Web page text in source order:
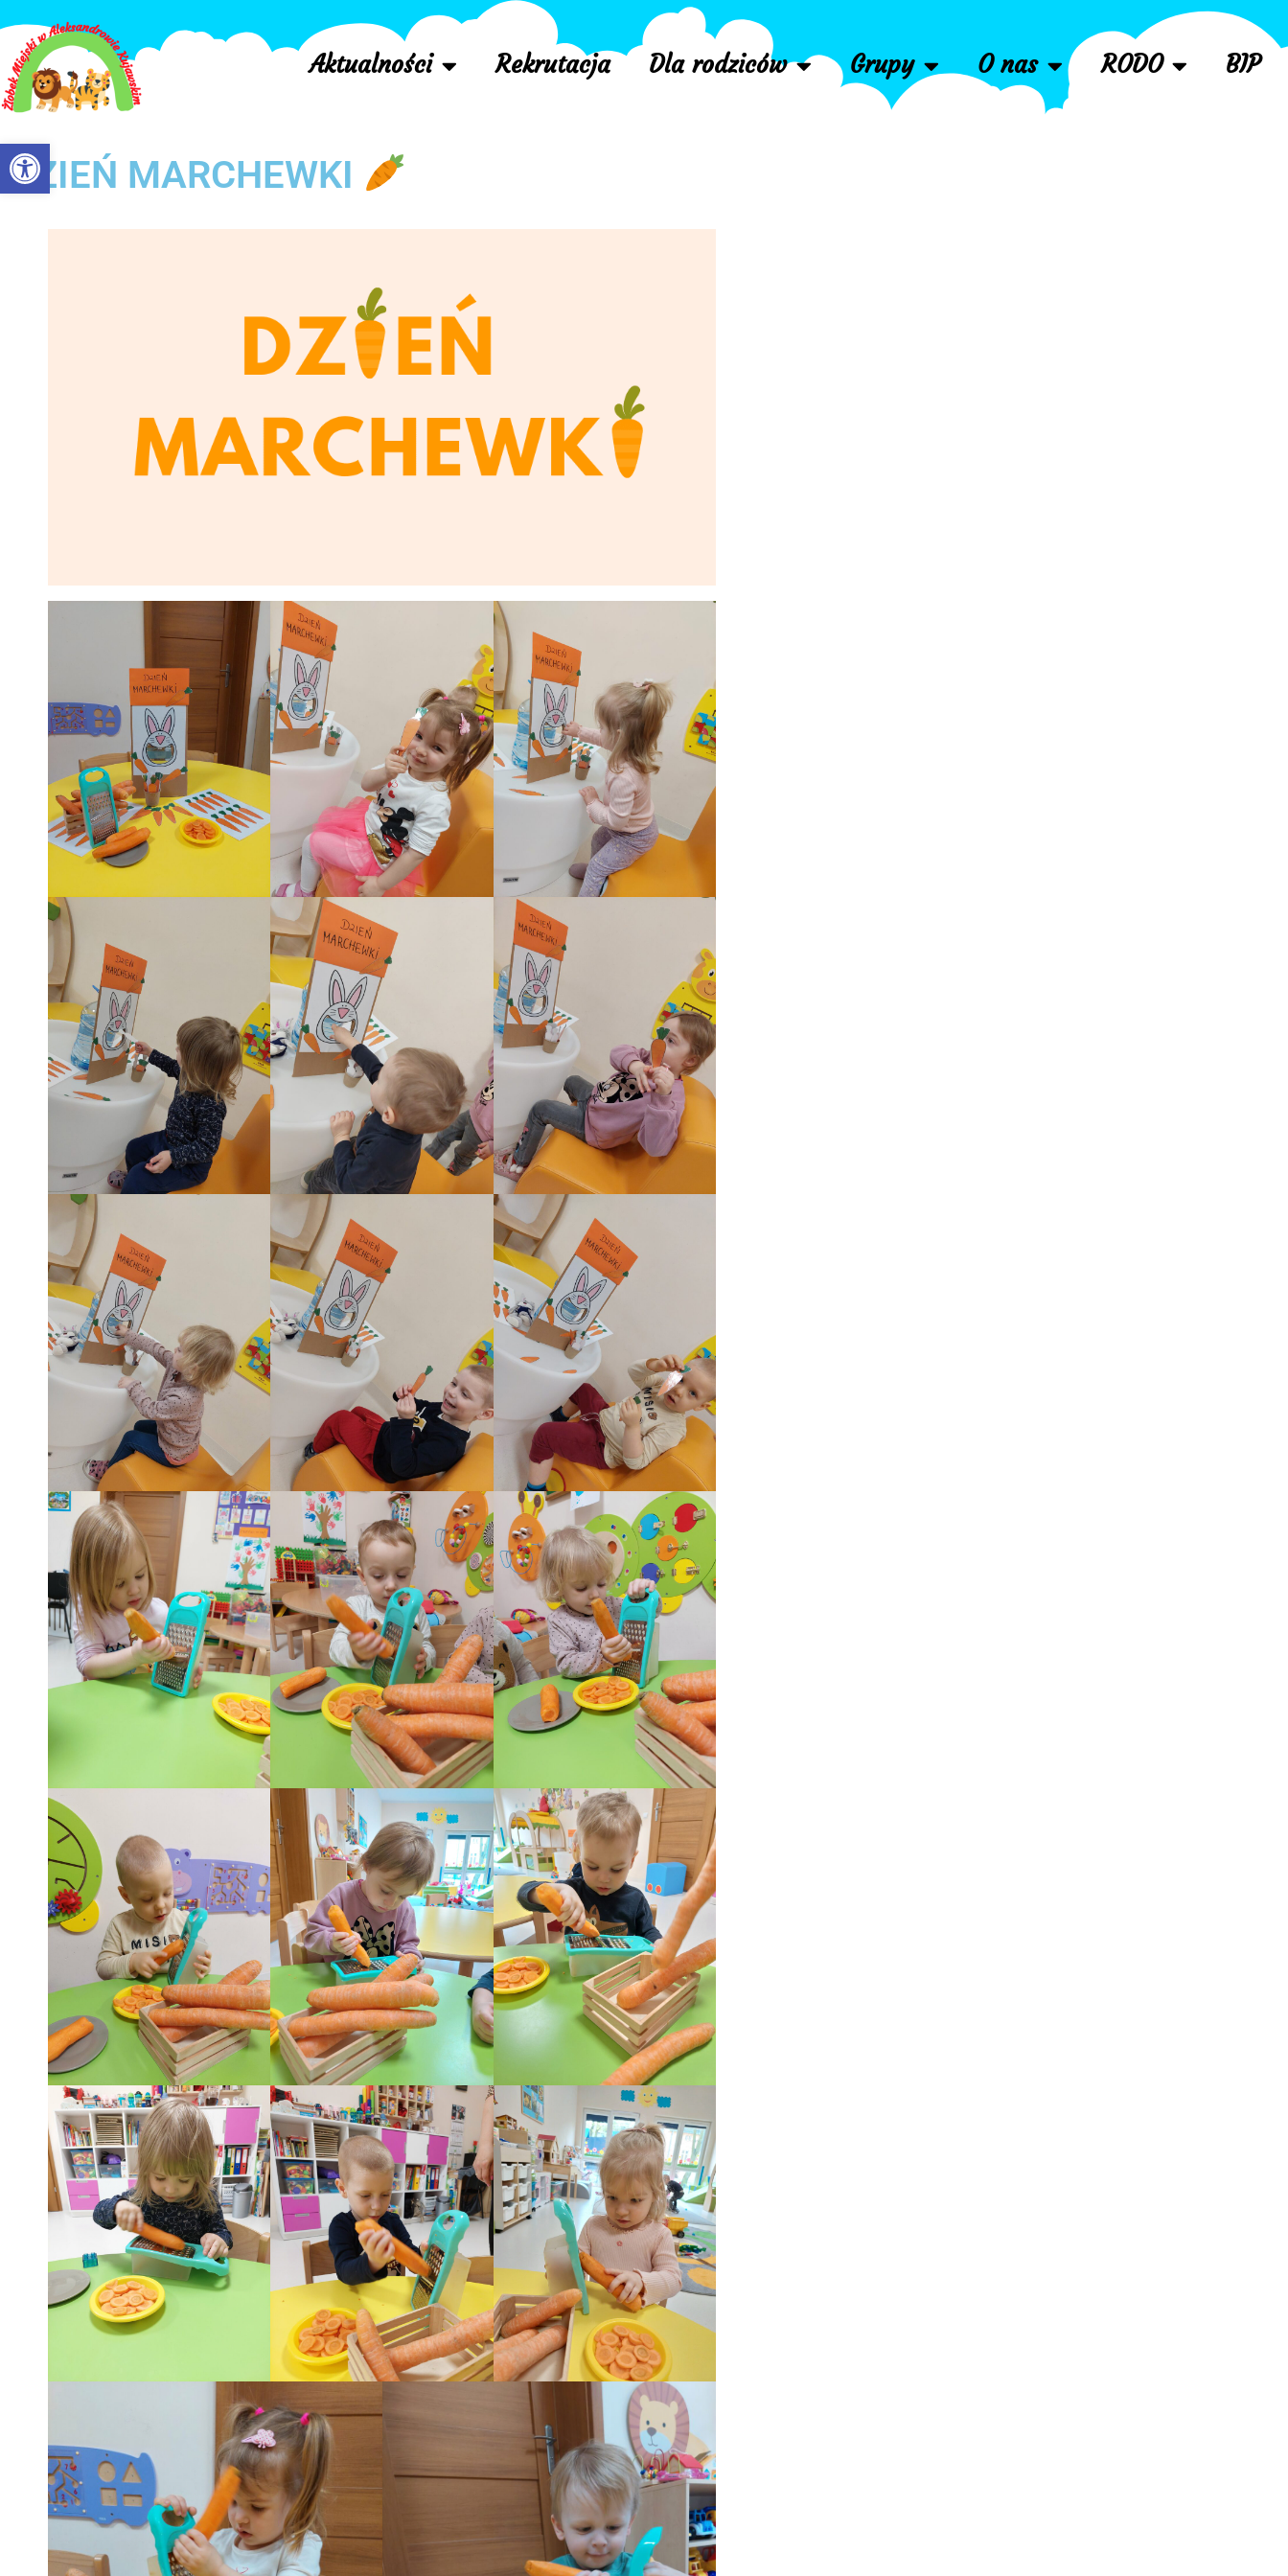
Otwórz pasek narzędzi
Aktualności Rekrutacja Dla rodziców Grupy O nas RODO BIP
DZIEŃ MARCHEWKI